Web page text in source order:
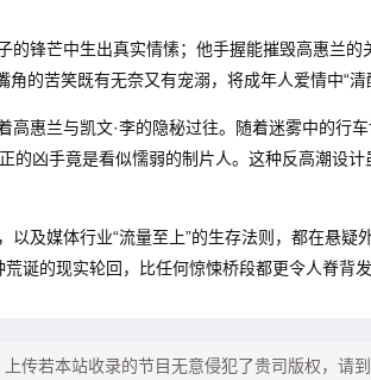
锋芒中生出真实情愫；他手握能摧毁高惠兰
苦笑既有无奈又有宠溺，将成年人爱情中“清
惠兰与凯文·李的隐秘过往。随着迷雾中的行
的凶手竟是看似懦弱的制片人。这种反高潮
及媒体行业“流量至上”的生存法则，都在悬
诞的现实轮回，比任何惊悚桥段都更令人脊背发
传若本站收录的节目无意侵犯了贵司版权，请